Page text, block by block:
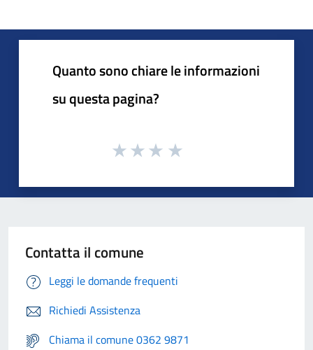
Quanto sono chiare le informazioni
su questa pagina?
Contatta il comune
Leggi le domande frequenti
Richiedi Assistenza
Chiama il comune 0362 9871